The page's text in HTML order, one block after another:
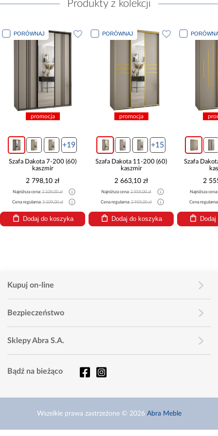
Produkty z kolekcji
PORÓWNAJ
promocja
+19
Szafa Dakota 7-200 (60)
kaszmir
2 798,10 zł
Najniższa cena:3 109,00 zł
Cena regularna:3 109,00 zł
Dodaj do koszyka
PORÓWNAJ
promocja
+15
Szafa Dakota 11-200 (60)
kaszmir
2 663,10 zł
Najniższa cena:2 959,00 zł
Cena regularna:2 959,00 zł
Dodaj do koszyka
Szafa
2
Najniższa
Cena
Kupuj on-line
Bezpieczeństwo
Sklepy Abra S.A.
Bądź na bieżąco
Wszelkie prawa zastrzeżone © 2026 Abra Meble